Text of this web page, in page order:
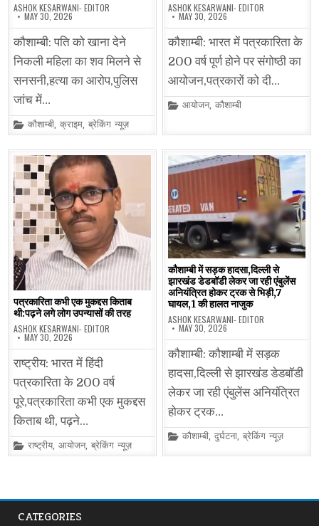
ASHOK KESARWANI- EDITOR
MAY 30, 2026
कौशाम्बी: पति को खाना देने
निकली महिला का शव मिलने से
सनसनी,हत्या का आरोप,पुलिस
जांच में…
Posted
in
कौशाम्बी,क्राइम,ब्रेकिंग न्यूज़
ASHOK KESARWANI- EDITOR
MAY 30, 2026
कौशाम्बी: भारत में पत्रकारिता के
200 वर्ष पूर्ण होने पर संगोष्ठी का
आयोजन,पत्रकारों को दी…
Posted
आयोजन,कौशाम्बी
पत्रकारिता कभी एक मुकद्दस किताब
थी:पढ़ने लगे लोग उपन्यासों की तरह
ASHOK KESARWANI- EDITOR
MAY 30, 2026
राष्ट्रीय: भारत में हिंदी
पत्रकारिता के 200 वर्ष
पूरे,पत्रकारिता कभी एक मुकद्दस
किताब थी, पढ़ने…
Posted
in
राष्ट्रीय,आयोजन,ब्रेकिंग न्यूज़
कौशाम्बी में सड़क हादसा,दिल्ली से
झारखंड डेडबॉडी लेकर जा रही एंबुलेंस
अनियंत्रित होकर ट्रक से भिड़ी,7
घायल,1 की हालत नाजुक
ASHOK KESARWANI- EDITOR
MAY 30, 2026
कौशाम्बी: कौशाम्बी में सड़क
हादसा,दिल्ली से झारखंड डेडबॉडी
लेकर जा रही एंबुलेंस अनियंत्रित
होकर ट्रक…
Posted
कौशाम्बी,दुर्घटना,ब्रेकिंग न्यूज़
CATEGORIES